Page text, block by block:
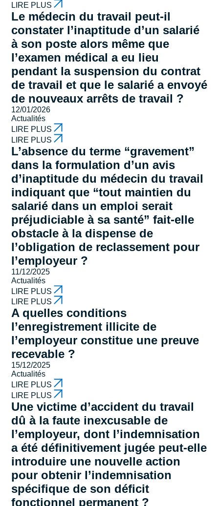
LIRE PLUS
Le médecin du travail peut-il
constater l’inaptitude d’un salarié
à son poste alors même que
l’examen médical a eu lieu
pendant la suspension du contrat
de travail et que le salarié a envoyé
de nouveaux arrêts de travail ?
12/01/2026
Actualités
LIRE PLUS
LIRE PLUS
L’absence du terme “gravement”
dans la formulation d’un avis
d’inaptitude du médecin du travail
indiquant que “tout maintien du
salarié dans un emploi serait
préjudiciable à sa santé” fait-elle
obstacle à la dispense de
l’obligation de reclassement pour
l’employeur ?
11/12/2025
Actualités
LIRE PLUS
LIRE PLUS
A quelles conditions
l’enregistrement illicite de
l’employeur constitue une preuve
recevable ?
15/12/2025
Actualités
LIRE PLUS
LIRE PLUS
Une victime d’accident du travail
dû à la faute inexcusable de
l’employeur, dont l’indemnisation
a été définitivement jugée peut-elle
introduire une nouvelle action
pour obtenir l’indemnisation
spécifique de son déficit
fonctionnel permanent ?